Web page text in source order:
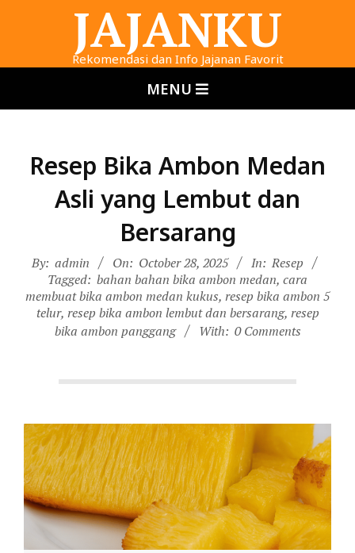
JAJANKU
Rekomendasi dan Info Jajanan Favorit
MENU
Resep Bika Ambon Medan
Asli yang Lembut dan
Bersarang
By: admin On: October 28, 2025 In: Resep
Tagged: bahan bahan bika ambon medan, cara
membuat bika ambon medan kukus, resep bika ambon 5
telur, resep bika ambon lembut dan bersarang, resep
bika ambon panggang
With: 0 Comments